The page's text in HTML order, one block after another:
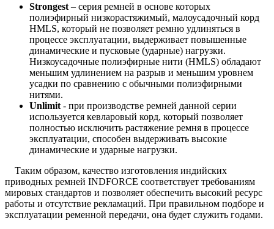
Strongest – серия ремней в основе которых
полиэфирный низкорастяжимый, малоусадочный корд
HMLS, который не позволяет ремню удлиняться в
процессе эксплуатации, выдерживает повышенные
динамические и пусковые (ударные) нагрузки.
Низкоусадочные полиэфирные нити (HMLS) обладают
меньшим удлинением на разрыв и меньшим уровнем
усадки по сравнению с обычными полиэфирными
нитями.
Unlimit - при производстве ремней данной серии
используется кевларовый корд, который позволяет
полностью исключить растяжение ремня в процессе
эксплуатации, способен выдерживать высокие
динамические и ударные нагрузки.
Таким образом, качество изготовления индийских
приводных ремней INDFORCE соответствует требованиям
мировых стандартов и позволяет обеспечить высокий ресурс
работы и отсутствие рекламаций. При правильном подборе и
эксплуатации ременной передачи, она будет служить годами.